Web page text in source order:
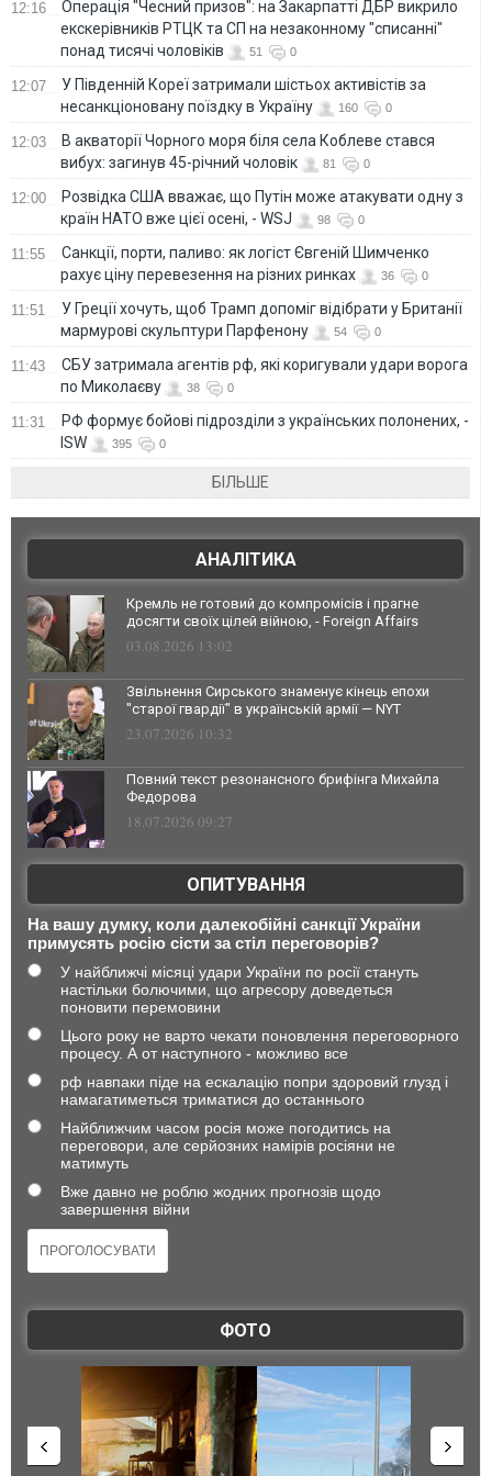
12:16
Операція "Чесний призов": на Закарпатті ДБР викрило
екскерівників РТЦК та СП на незаконному "списанні"
понад тисячі чоловіків
51 0
12:07
У Південній Кореї затримали шістьох активістів за
несанкціоновану поїздку в Україну
160 0
12:03
В акваторії Чорного моря біля села Коблеве стався
вибух: загинув 45-річний чоловік
81 0
12:00
Розвідка США вважає, що Путін може атакувати одну з
країн НАТО вже цієї осені, - WSJ
98 0
11:55
Санкції, порти, паливо: як логіст Євгеній Шимченко
рахує ціну перевезення на різних ринках
36 0
11:51
У Греції хочуть, щоб Трамп допоміг відібрати у Британії
мармурові скульптури Парфенону
54 0
11:43
СБУ затримала агентів рф, які коригували удари ворога
по Миколаєву
38 0
11:31
РФ формує бойові підрозділи з українських полонених, -
ISW
395 0
БІЛЬШЕ
АНАЛІТИКА
Кремль не готовий до компромісів і прагне
досягти своїх цілей війною, - Foreign Affairs
03.08.2026 13:02
Звільнення Сирського знаменує кінець епохи
"старої гвардії" в українській армії — NYT
23.07.2026 10:32
Повний текст резонансного брифінга Михайла
Федорова
18.07.2026 09:27
ОПИТУВАННЯ
На вашу думку, коли далекобійні санкції України
примусять росію сісти за стіл переговорів?
У найближчі місяці удари України по росії стануть
настільки болючими, що агресору доведеться
поновити перемовини
Цього року не варто чекати поновлення переговорного
процесу. А от наступного - можливо все
рф навпаки піде на ескалацію попри здоровий глузд і
намагатиметься триматися до останнього
Найближчим часом росія може погодитись на
переговори, але серйозних намірів росіяни не
матимуть
Вже давно не роблю жодних прогнозів щодо
завершення війни
ФОТО